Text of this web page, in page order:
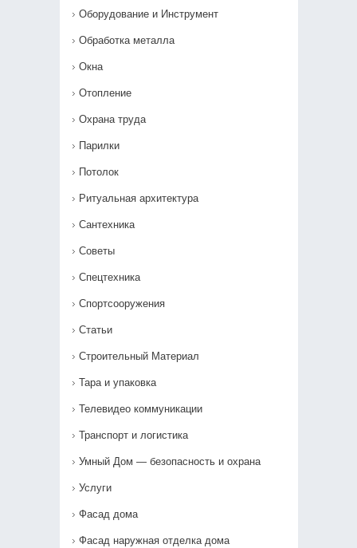
Оборудование и Инструмент
Обработка металла
Окна
Отопление
Охрана труда
Парилки
Потолок
Ритуальная архитектура
Сантехника
Советы
Спецтехника
Спортсооружения
Статьи
Строительный Материал
Тара и упаковка
Телевидео коммуникации
Транспорт и логистика
Умный Дом — безопасность и охрана
Услуги
Фасад дома
Фасад наружная отделка дома